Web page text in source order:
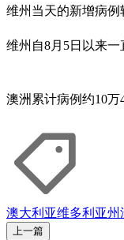
维州当天的新增病例
维州自8月5日以来一
澳洲累计病例约10万
澳大利亚维多利亚州
上一篇